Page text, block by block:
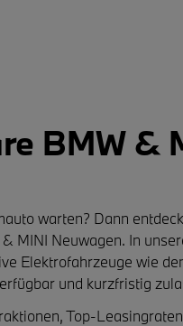
BMW &
warten? Dann
MINI Neuwagen. In
Elektrofahrzeuge wie
und kurzfristig
,Top-Leasingraten